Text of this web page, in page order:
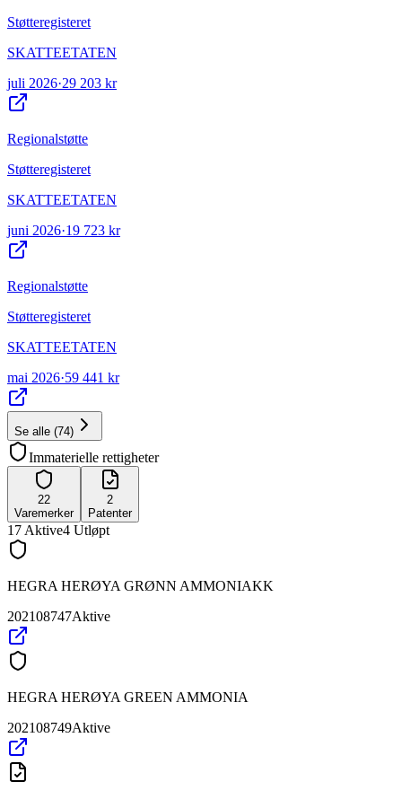
Støtteregisteret
SKATTEETATEN
juli 2026·29 203 kr
Regionalstøtte
Støtteregisteret
SKATTEETATEN
juni 2026·19 723 kr
Regionalstøtte
Støtteregisteret
SKATTEETATEN
mai 2026·59 441 kr
Se alle (74)
Immaterielle rettigheter
22
Varemerker
2
Patenter
17 Aktive4 Utløpt
HEGRA HERØYA GRØNN AMMONIAKK
202108747Aktive
HEGRA HERØYA GREEN AMMONIA
202108749Aktive